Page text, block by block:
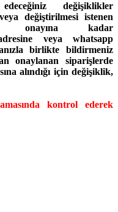
değişiklikler
değiştirilmesi istenen
onayına kadar
veya whatsapp
birlikte bildirmeniz
onaylanan siparişlerde
alındığı için değişiklik,
kontrol ederek